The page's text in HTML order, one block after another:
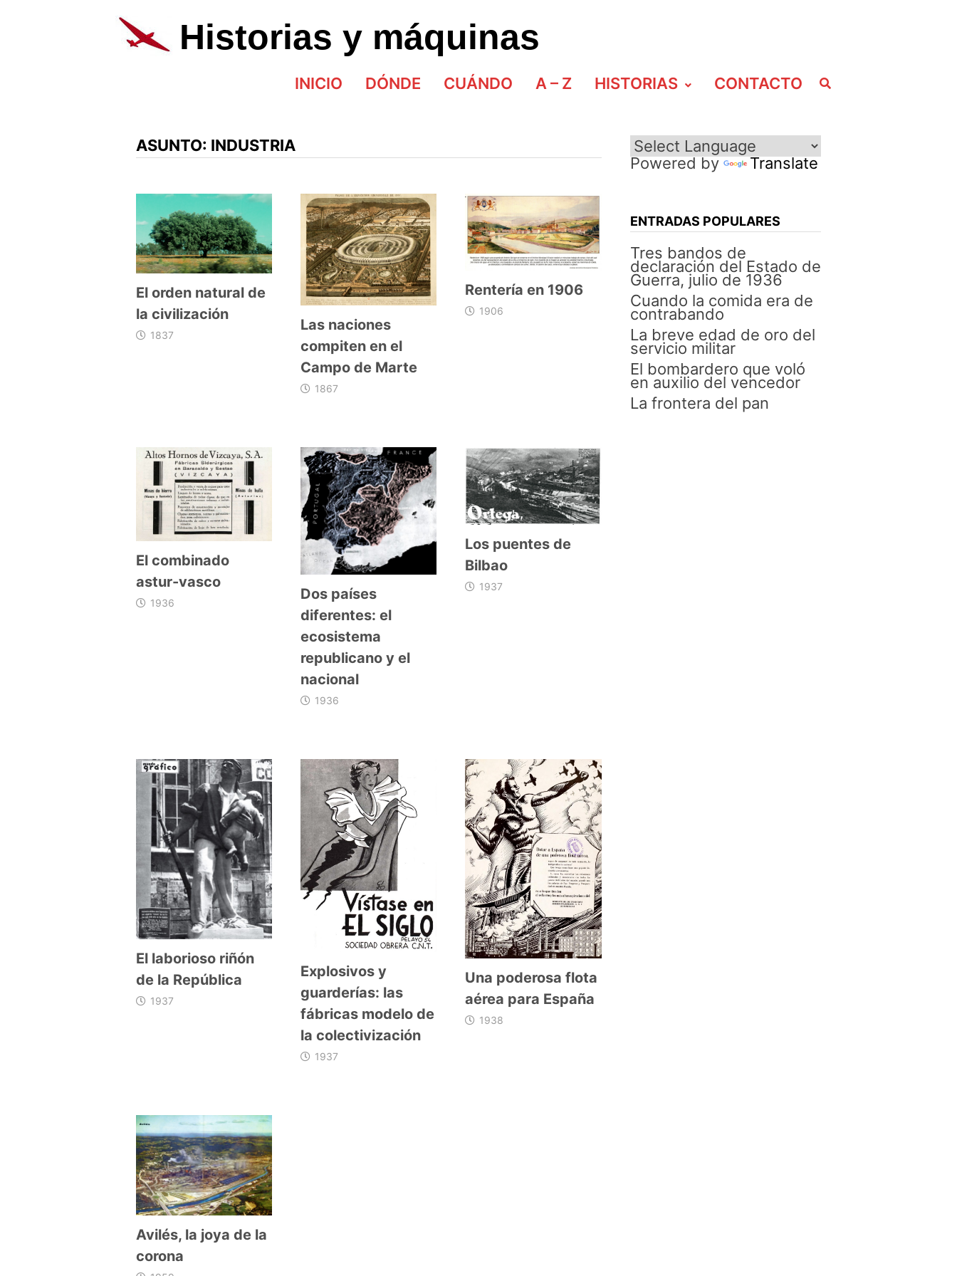
al
contenidoHistorias y máquinas
INICIO DÓNDE CUÁNDO A – Z HISTORIAS CONTACTO
ASUNTO: INDUSTRIA
El orden natural de
la civilización
1837
Las naciones
compiten en el
Campo de Marte
1867
Rentería en 1906
1906
El combinado
astur-vasco
1936
Dos países
diferentes: el
ecosistema
republicano y el
nacional
1936
Los puentes de
Bilbao
1937
El laborioso riñón
de la República
1937
Explosivos y
guarderías: las
fábricas modelo de
la colectivización
1937
Una poderosa flota
aérea para España
1938
Avilés, la joya de la
corona
Powered by Translate
ENTRADAS POPULARES
Tres bandos de
declaración del Estado de
Guerra, julio de 1936
Cuando la comida era de
contrabando
La breve edad de oro del
servicio militar
El bombardero que voló
en auxilio del vencedor
La frontera del pan